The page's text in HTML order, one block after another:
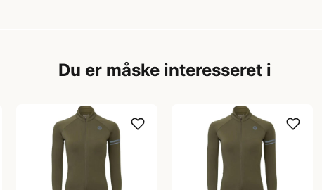
Du er måske interesseret i